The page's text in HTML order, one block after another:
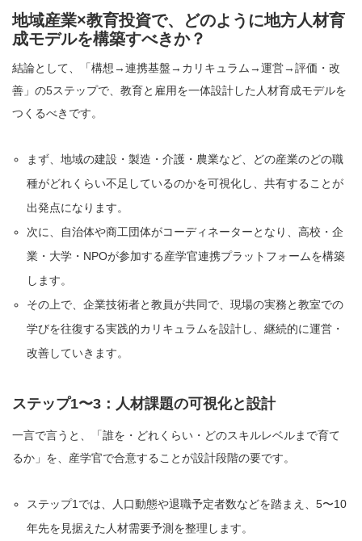
地域産業×教育投資で、どのように地方人材育
成モデルを構築すべきか？
結論として、「構想→連携基盤→カリキュラム→運営→評価・改
善」の5ステップで、教育と雇用を一体設計した人材育成モデルを
つくるべきです。
まず、地域の建設・製造・介護・農業など、どの産業のどの職
種がどれくらい不足しているのかを可視化し、共有することが
出発点になります。
次に、自治体や商工団体がコーディネーターとなり、高校・企
業・大学・NPOが参加する産学官連携プラットフォームを構築
します。
その上で、企業技術者と教員が共同で、現場の実務と教室での
学びを往復する実践的カリキュラムを設計し、継続的に運営・
改善していきます。
ステップ1〜3：人材課題の可視化と設計
一言で言うと、「誰を・どれくらい・どのスキルレベルまで育て
るか」を、産学官で合意することが設計段階の要です。
ステップ1では、人口動態や退職予定者数などを踏まえ、5〜10
年先を見据えた人材需要予測を整理します。